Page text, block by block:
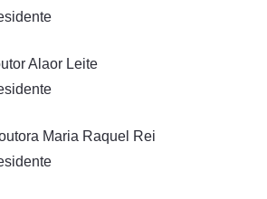
Alaor Leite
Maria Raquel Rei